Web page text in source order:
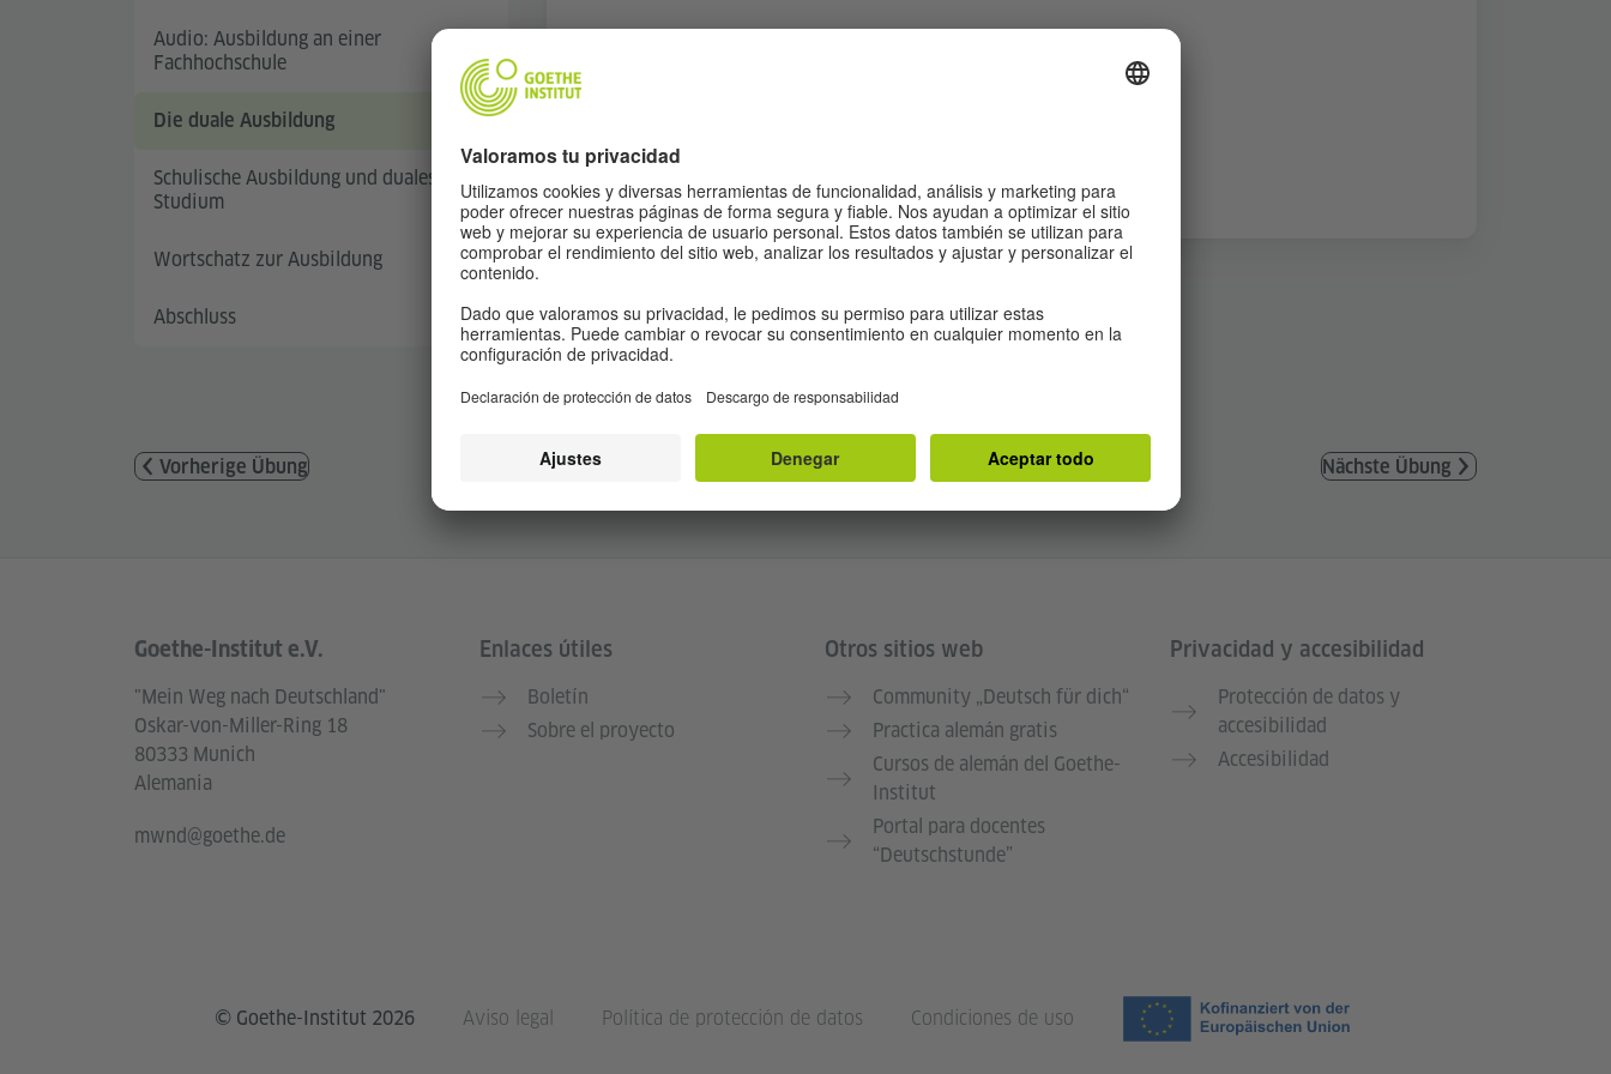
Audio: Ausbildung an einer
Fachhochschule
Die duale Ausbildung
Schulische Ausbildung und duales
Studium
Wortschatz zur Ausbildung
Abschluss
Vorherige Übung Nächste Übung
Service- und Informationsbereich
Goethe-Institut e.V.
"Mein Weg nach Deutschland"
Oskar-von-Miller-Ring 18
80333 Munich
Alemania
mwnd@goethe.de
Enlaces útiles
Boletín
Sobre el proyecto
Otros sitios web
Community „Deutsch für dich“
Practica alemán gratis
Cursos de alemán del Goethe-
Institut
Portal para docentes
“Deutschstunde”
Privacidad y accesibilidad
Protección de datos y
accesibilidad
Accesibilidad
© Goethe-Institut 2026 Aviso legal Política de protección de datos Condiciones de uso